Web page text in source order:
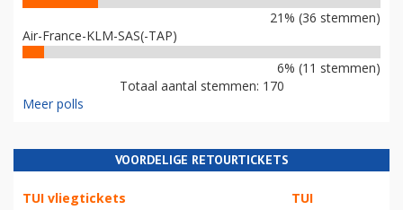
21% (36 stemmen)
Air-France-KLM-SAS(-TAP)
6% (11 stemmen)
Totaal aantal stemmen: 170
Meer polls
VOORDELIGE RETOURTICKETS
TUI vliegtickets TUI